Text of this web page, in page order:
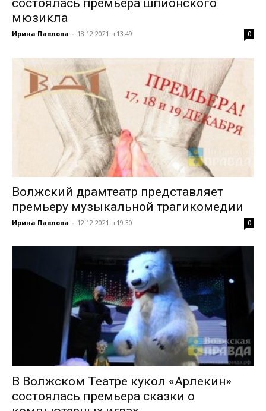
состоялась премьера шпионского
мюзикла
Ирина Павлова - 18.12.2021 в 13:49 0
Волжский драмтеатр представляет
премьеру музыкальной трагикомедии
Ирина Павлова - 12.12.2021 в 19:30 0
В Волжском Театре кукол «Арлекин»
состоялась премьера сказки о